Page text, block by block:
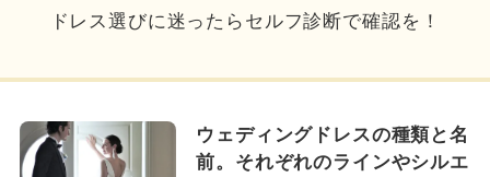
ドレス選びに迷ったらセルフ診断で確認を！
ウェディングドレスの種類と名
前。それぞれのラインやシルエ